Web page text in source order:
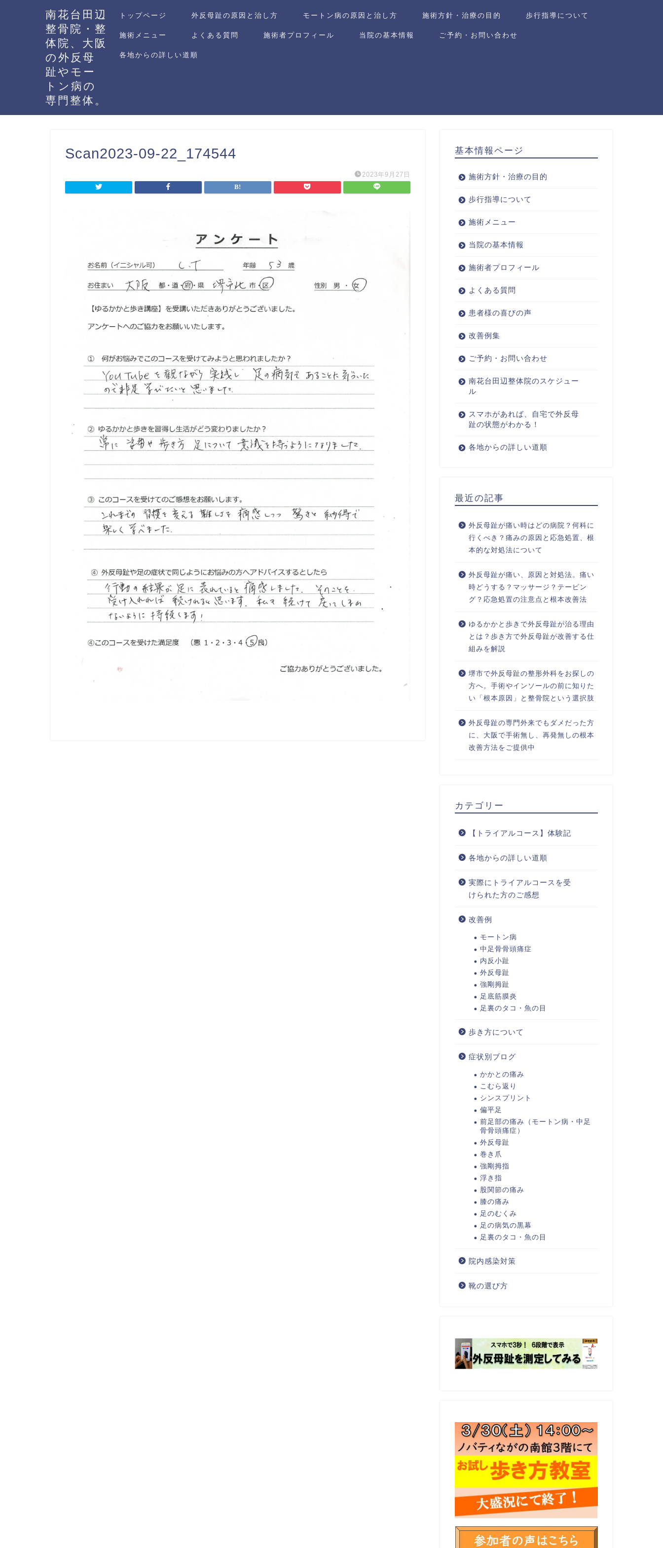
南花台田辺
整骨院・整
体院、大阪
の外反母
趾やモー
トン病の
専門整体。
トップページ 外反母趾の原因と治し方 モートン病の原因と治し方 施術方針・治療の目的 歩行指導について
施術メニュー よくある質問 施術者プロフィール 当院の基本情報 ご予約・お問い合わせ
各地からの詳しい道順
Scan2023-09-22_174544
2023年9月27日
基本情報ページ
施術方針・治療の目的
歩行指導について
施術メニュー
当院の基本情報
施術者プロフィール
よくある質問
患者様の喜びの声
改善例集
ご予約・お問い合わせ
南花台田辺整体院のスケジュー
ル
スマホがあれば、自宅で外反母
趾の状態がわかる！
各地からの詳しい道順
最近の記事
外反母趾が痛い時はどの病院？何科に
行くべき？痛みの原因と応急処置、根
本的な対処法について
外反母趾が痛い、原因と対処法。痛い
時どうする？マッサージ？テーピン
グ？応急処置の注意点と根本改善法
ゆるかかと歩きで外反母趾が治る理由
とは？歩き方で外反母趾が改善する仕
組みを解説
堺市で外反母趾の整形外科をお探しの
方へ。手術やインソールの前に知りた
い「根本原因」と整骨院という選択肢
外反母趾の専門外来でもダメだった方
に、大阪で手術無し、再発無しの根本
改善方法をご提供中
カテゴリー
【トライアルコース】体験記
各地からの詳しい道順
実際にトライアルコースを受
けられた方のご感想
改善例
モートン病
中足骨骨頭痛症
内反小趾
外反母趾
強剛拇趾
足底筋膜炎
足裏のタコ・魚の目
歩き方について
症状別ブログ
かかとの痛み
こむら返り
シンスプリント
偏平足
前足部の痛み（モートン病・中足
骨骨頭痛症）
外反母趾
巻き爪
強剛拇指
浮き指
股関節の痛み
膝の痛み
足のむくみ
足の病気の黒幕
足裏のタコ・魚の目
院内感染対策
靴の選び方